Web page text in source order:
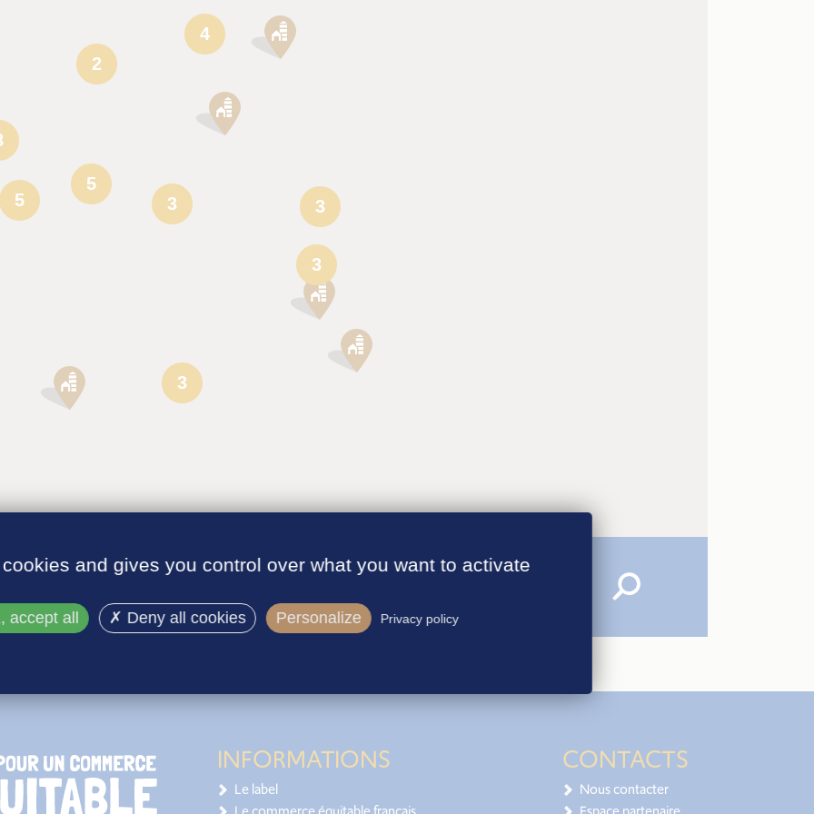
3
5
3
3
3
4
5
2
?
INFORMATIONS
Le label
CONTACTS
Nous contacter
and gives you control over what you want to activate
accept all Deny all cookies Personalize Privacy policy